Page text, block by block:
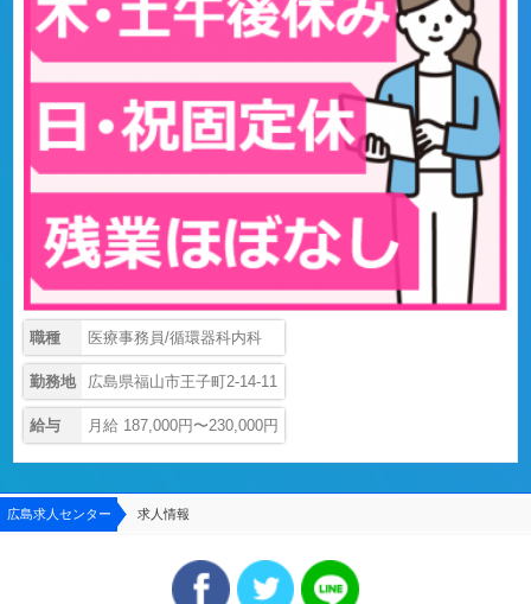
職種 医療事務員/循環器科内科
勤務地 広島県福山市王子町2-14-11
給与 月給 187,000円〜230,000円
広島求人センター 求人情報